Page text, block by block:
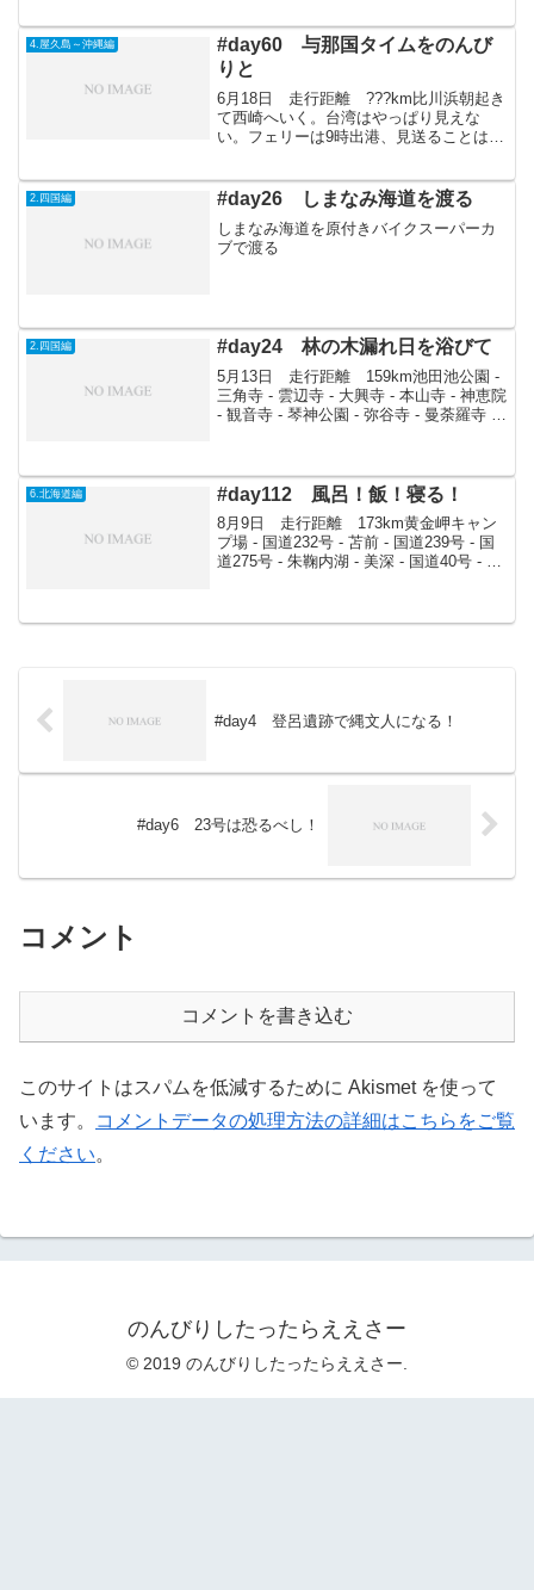
し...
4.屋久島～沖縄編
#day60 与那国タイムをのんび
りと
6月18日 走行距離 ???km比川浜朝起き
て西崎へいく。台湾はやっぱり見えな
い。フェリーは9時出港、見送ることはで
ん、渡辺さんの3人で楽しい飲み会。渡辺
さんが帰ってから...
2.四国編 #day26 しまなみ海道を渡る
しまなみ海道を原付きバイクスーパーカ
ブで渡る
2.四国編 #day24 林の木漏れ日を浴びて
5月13日 走行距離 159km池田池公園 -
三角寺 - 雲辺寺 - 大興寺 - 本山寺 - 神恵院
- 観音寺 - 琴神公園 - 弥谷寺 - 曼荼羅寺 -
6.北海道編 #day112 風呂！飯！寝る！
8月9日 走行距離 173km黄金岬キャン
プ場 - 国道232号 - 苫前 - 国道239号 - 国
道275号 - 朱鞠内湖 - 美深 - 国道40号 - リ
もらった時...
#day4 登呂遺跡で縄文人になる！
#day6 23号は恐るべし！
コメント
コメントを書き込む
このサイトはスパムを低減するために Akismet を使って
います。
コメントデータの処理方法の詳細はこちらをご覧
ください。
のんびりしたったらええさー
© 2019 のんびりしたったらええさー.